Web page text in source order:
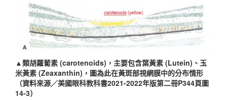
▲類胡蘿蔔素 (carotenoids)，主要包含葉黃素 (Lutein)、玉
米黃素 (Zeaxanthin)，圖為此在黃斑部視網膜中的分布情形
（資料來源／美國眼科教科書2021-2022年版第二冊P344頁圖
14-3）